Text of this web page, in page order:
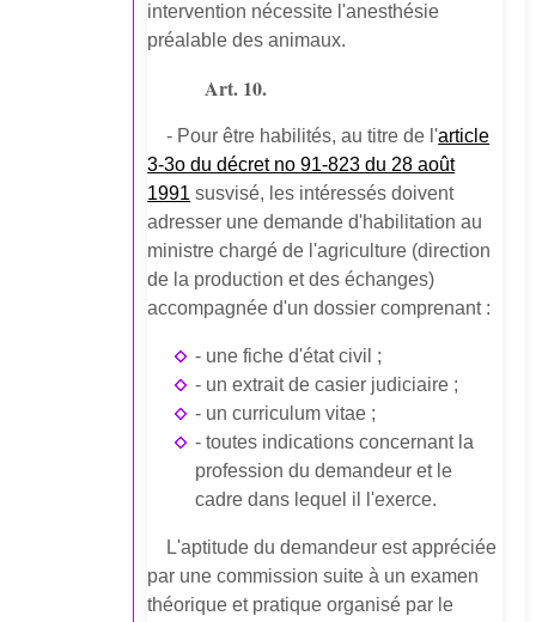
intervention nécessite l'anesthésie
préalable des animaux.
Art. 10.
- Pour être habilités, au titre de l'article
3-3o du décret no 91-823 du 28 août
1991 susvisé, les intéressés doivent
adresser une demande d'habilitation au
ministre chargé de l'agriculture (direction
de la production et des échanges)
accompagnée d'un dossier comprenant :
- une fiche d'état civil ;
- un extrait de casier judiciaire ;
- un curriculum vitae ;
- toutes indications concernant la
profession du demandeur et le
cadre dans lequel il l'exerce.
L'aptitude du demandeur est appréciée
par une commission suite à un examen
théorique et pratique organisé par le